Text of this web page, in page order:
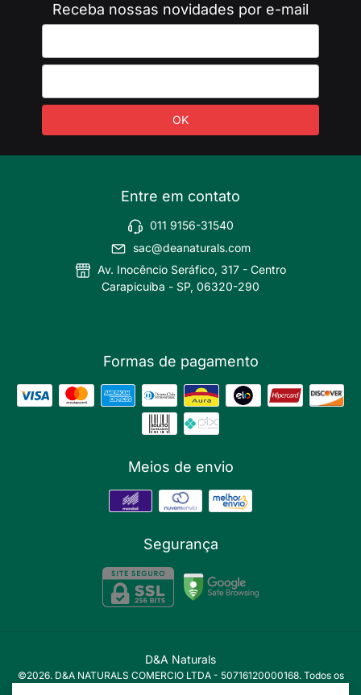
Receba nossas novidades por e-mail
Entre em contato
011 9156-31540
sac@deanaturals.com
Av. Inocêncio Seráfico, 317 - Centro
Carapicuíba - SP, 06320-290
Formas de pagamento
Meios de envio
Segurança
D&A Naturals
©2026. D&A NATURALS COMERCIO LTDA - 50716120000168. Todos os